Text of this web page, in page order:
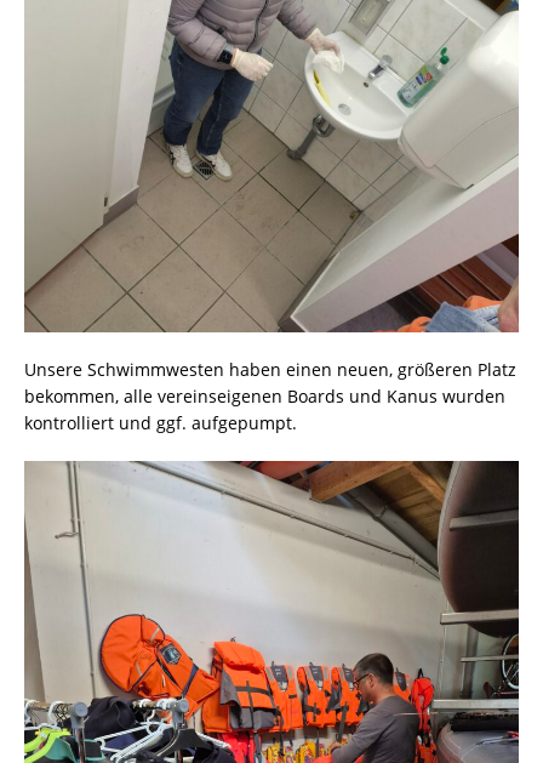
Unsere Schwimmwesten haben einen neuen, größeren Platz
bekommen, alle vereinseigenen Boards und Kanus wurden
kontrolliert und ggf. aufgepumpt.